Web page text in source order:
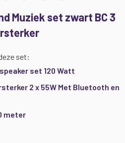
Muziek set zwart BC 3
set:
set 120 Watt
2 x 55W Met Bluetooth en
meter